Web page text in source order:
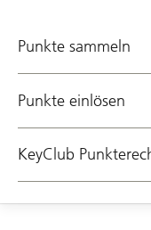
Punkte sammeln
Punkte einlösen
KeyClub